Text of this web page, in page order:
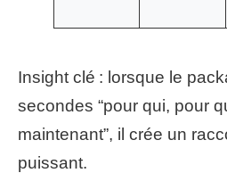
Insight clé : lorsque le
secondes “pour qui, pour
maintenant”, il crée un
puissant.